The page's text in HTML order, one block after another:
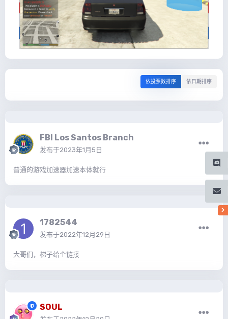
依投票数排序 依日期排序
FBI Los Santos Branch
发布于2023年1月5日
普通的游戏加速器加速本体就行
1782544
发布于2022年12月29日
大哥们，梯子给个链接
SOUL